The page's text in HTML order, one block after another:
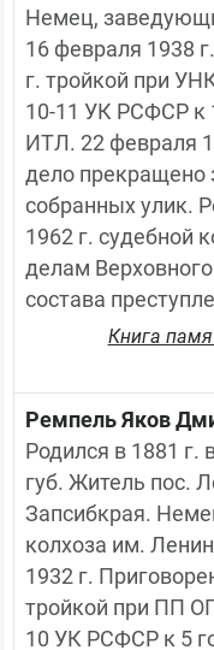
Немец,
16 февраля 1938
г. тройкой при
10-11 УК РСФСР к
ИТЛ. 22 февраля
дело прекращено
собранных улик.
1962 г. судебной
делам
состава
Книга
Ремпель Яков
Родился в 1881 г.
губ. Житель пос.
Запсибкрая.
колхоза им.
1932 г.
тройкой при ПП
10 УК РСФСР к 5